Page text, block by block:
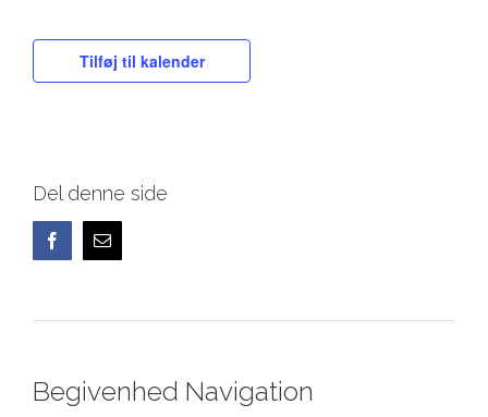
Tilføj til kalender
Del denne side
Facebook
E-
mail
Begivenhed Navigation